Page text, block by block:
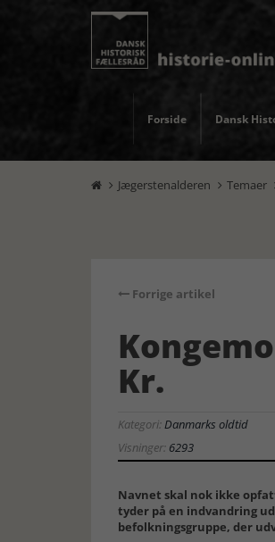
Forside Dansk
 Jægerstenalderen  Temaer
Forrige artikel
Kr.
Kategori:Danmarks oldtid
Visninger: 6293
Navnet skal nok ikke
tyder på en indvandring
befolkningsgruppe, der